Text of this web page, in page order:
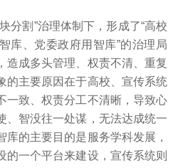
分割”治理体制下，形成了“高校
库、党委政府用智库”的治理局
造成多头管理、权责不清、重复
的主要原因在于高校、宣传系统
一致、权责分工不清晰，导致心
、智没往一处谋，无法达成统一
库的主要目的是服务学科发展，
的一个平台来建设，宣传系统则